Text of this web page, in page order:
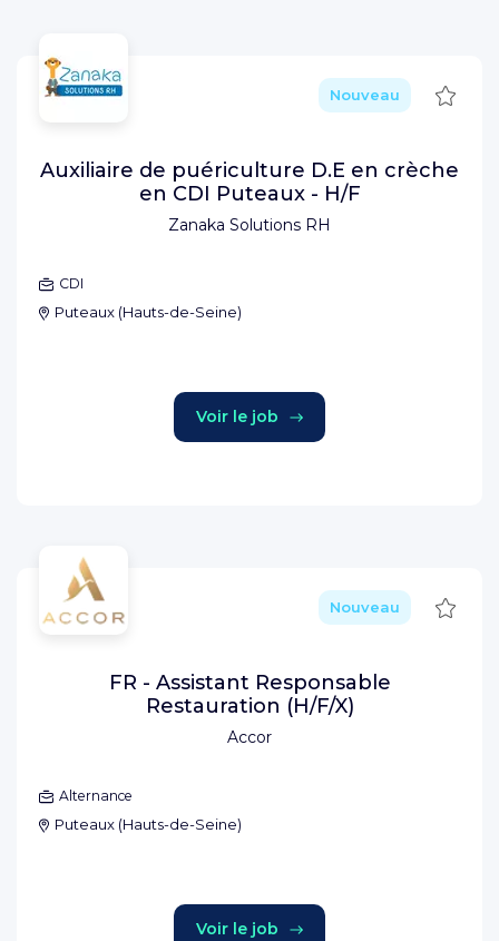
Zanaka Solutions RH
Nouveau
Auxiliaire de puériculture D.E en crèche
en CDI Puteaux - H/F
CDI
Puteaux (Hauts-de-Seine)
Voir le job
Accor
Nouveau
FR - Assistant Responsable
Restauration (H/F/X)
Alternance
Puteaux (Hauts-de-Seine)
Voir le job